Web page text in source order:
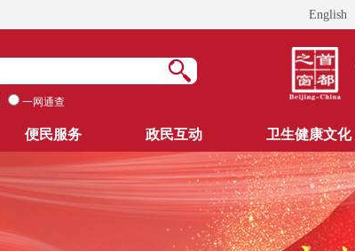
English
一网通查
便民服务 政民互动 卫生健康文化